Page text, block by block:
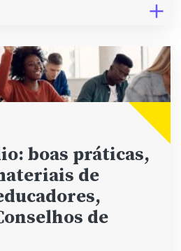
boas práticas,
de
de